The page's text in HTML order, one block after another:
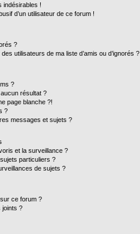
indésirables !
d’un utilisateur de ce forum !
?
utilisateurs de ma liste d’amis ou d’ignorés ?
?
résultat ?
page blanche ?!
?
messages et sujets ?
et la surveillance ?
particuliers ?
de sujets ?
ce forum ?
joints ?